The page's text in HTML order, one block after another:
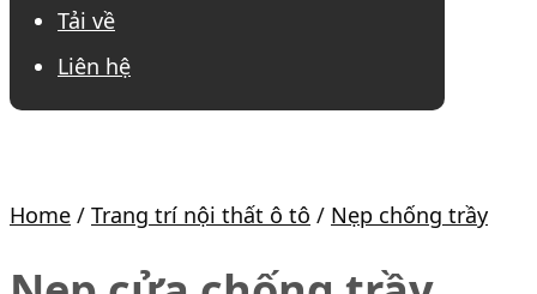
Tải về
Liên hệ
Home / Trang trí nội thất ô tô / Nẹp chống trầy